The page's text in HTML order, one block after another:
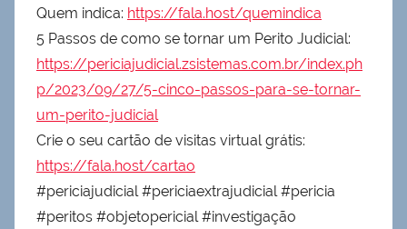
Quem indica: https://fala.host/quemindica
5 Passos de como se tornar um Perito Judicial:
https://periciajudicial.zsistemas.com.br/index.ph
p/2023/09/27/5-cinco-passos-para-se-tornar-
um-perito-judicial
Crie o seu cartão de visitas virtual grátis:
https://fala.host/cartao
#periciajudicial #periciaextrajudicial #pericia
#peritos #objetopericial #investigação